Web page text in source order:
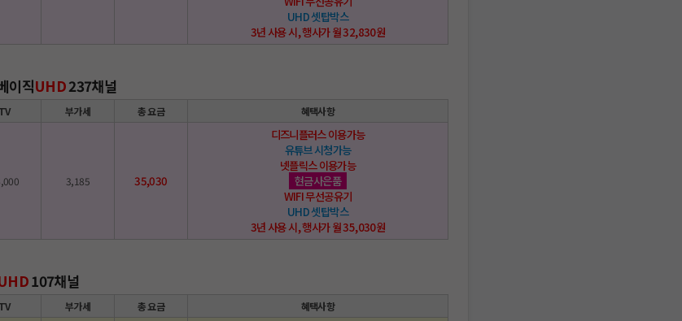
UHD 셋탑박스
3년 사용 시, 행사가 월 32,830원
이직UHD237채널
TV 부가세 총 요금 혜택사항
3,185 35,030
디즈니플러스 이용가능
유튜브 시청가능
넷플릭스 이용가능
현금사은품
WIFI 무선공유기
UHD 셋탑박스
3년 사용 시, 행사가 월 35,030원
107채널
TV 부가세 총 요금 혜택사항